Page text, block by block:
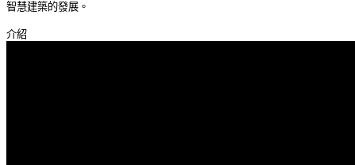
智慧建築的發展。